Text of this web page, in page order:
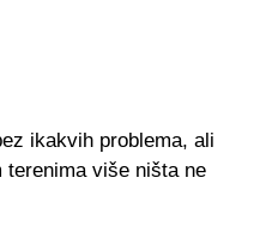
ikakvih problema, ali
više ništa ne